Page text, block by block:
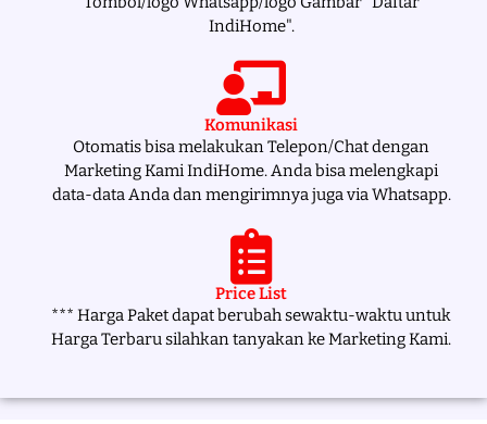
IndiHome".
Komunikasi
Otomatis bisa melakukan Telepon/Chat dengan
Marketing Kami IndiHome. Anda bisa melengkapi
data-data Anda dan mengirimnya juga via Whatsapp.
Price List
*** Harga Paket dapat berubah sewaktu-waktu untuk
Harga Terbaru silahkan tanyakan ke Marketing Kami.